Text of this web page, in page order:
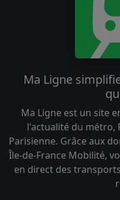
Ma Ligne
Ma Ligne est un site
l'actualité du métro,
Parisienne. Grâce aux
Île-de-France Mobilité,
en direct des